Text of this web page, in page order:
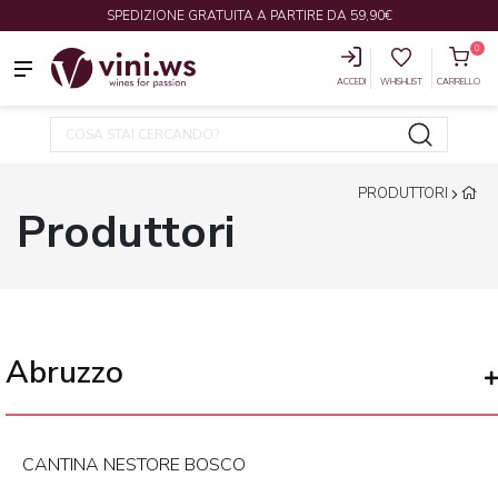
SPEDIZIONE GRATUITA A PARTIRE DA 59,90€
ACCEDI WHISHLIST
0
CARRELLO
Produttori
PRODUTTORI
Abruzzo
CANTINA NESTORE BOSCO